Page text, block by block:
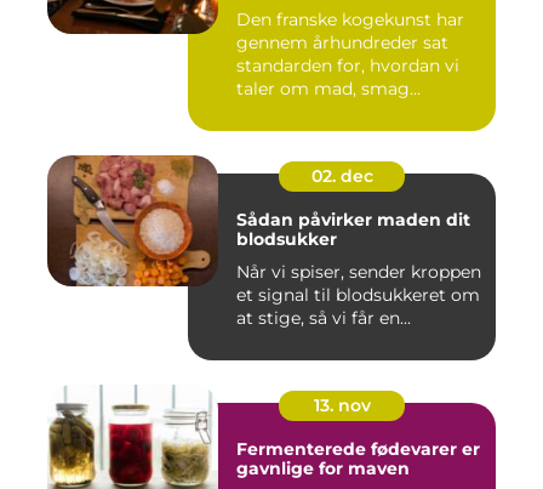
Den franske kogekunst har
gennem århundreder sat
standarden for, hvordan vi
taler om mad, smag...
02. dec
Sådan påvirker maden dit
blodsukker
Når vi spiser, sender kroppen
et signal til blodsukkeret om
at stige, så vi får en...
13. nov
Fermenterede fødevarer er
gavnlige for maven